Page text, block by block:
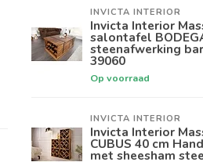
INVICTA INTERIOR
Invicta Interior
salontafel
steenafwerking
39060
Op voorraad
INVICTA INTERIOR
Invicta Interior
CUBUS 40 cm
met sheesham